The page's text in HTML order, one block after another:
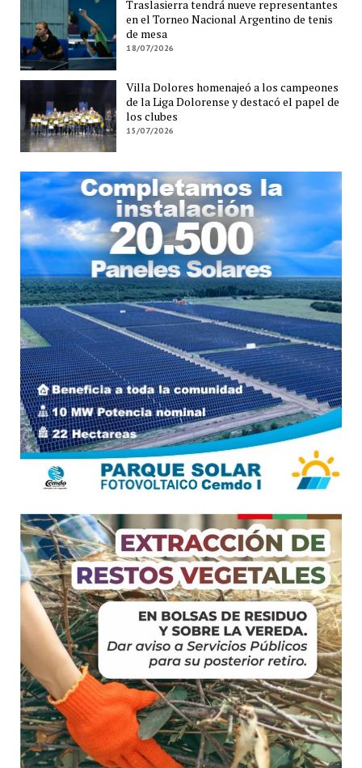
Traslasierra tendrá nueve representantes
en el Torneo Nacional Argentino de tenis
de mesa
18/07/2026
Villa Dolores homenajeó a los campeones
de la Liga Dolorense y destacó el papel de
los clubes
15/07/2026